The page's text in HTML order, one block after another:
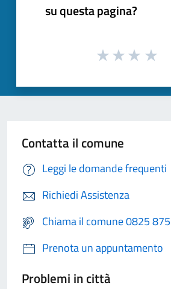
su questa pagina?
Contatta il comune
Leggi le domande frequenti
Richiedi Assistenza
Chiama il comune 0825
Prenota un appuntamento
Problemi in città